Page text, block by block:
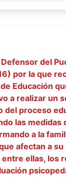
del
por la que
Educación
a realizar un
del proceso
las medidas
a la
afectan a su
ellas, los